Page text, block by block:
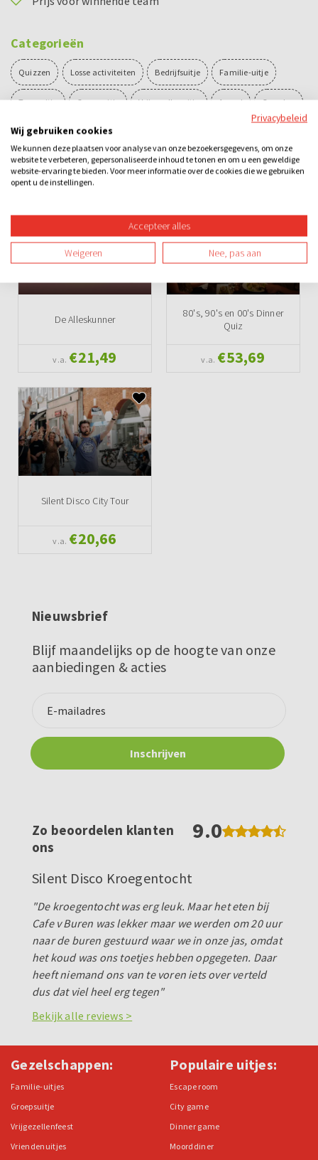
Categorieën
Quizzen Losse activiteiten Bedrijfsuitje Familie-uitje
Teamuitje Groepsuitje Vrijgezellenuitje Avond Overdag
Binnen Spel Teambuilding
Ook leuk
De Alleskunner
v.a. €21,49
80's, 90's en 00's Dinner
Quiz
v.a. €53,69
Silent Disco City Tour
v.a. €20,66
Nieuwsbrief
Blijf maandelijks op de hoogte van onze
aanbiedingen & acties
Zo beoordelen klanten
ons
9.0
Silent Disco Kroegentocht
"De kroegentocht was erg leuk. Maar het eten bij
Cafe v Buren was lekker maar we werden om 20 uur
naar de buren gestuurd waar we in onze jas, omdat
het koud was ons toetjes hebben opgegeten. Daar
heeft niemand ons van te voren iets over verteld
dus dat viel heel erg tegen"
Bekijk alle reviews >
Gezelschappen:
Familie-uitjes
Groepsuitje
Vrijgezellenfeest
Vriendenuitjes
Populaire uitjes:
Escape room
City game
Dinner game
Moorddiner
Privacybeleid
Wij gebruiken cookies
We kunnen deze plaatsen voor analyse van onze bezoekersgegevens, om onze
website te verbeteren, gepersonaliseerde inhoud te tonen en om u een geweldige
website-ervaring te bieden. Voor meer informatie over de cookies die we gebruiken
opent u de instellingen.
Accepteer alles
Weigeren Nee, pas aan